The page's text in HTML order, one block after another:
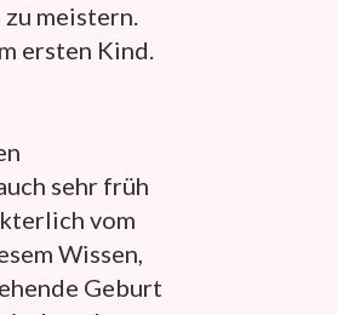
meistern.
ersten Kind.
sehr früh
vom
Wissen,
Geburt